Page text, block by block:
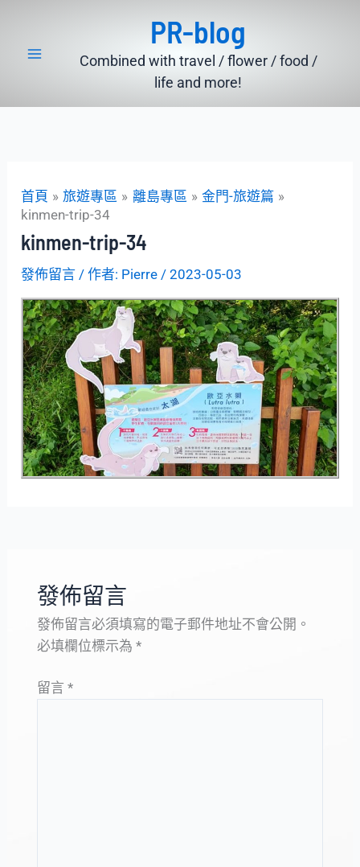
PR-blog
Combined with travel / flower / food /
life and more!
首頁 旅遊專區 離島專區
金門-旅遊篇
kinmen-trip-34
kinmen-trip-34
發佈留言 / 作者: Pierre /2023-05-03
發佈留言
發佈留言必須填寫的電子郵件地址不會公開。
必填欄位標示為 *
留言 *